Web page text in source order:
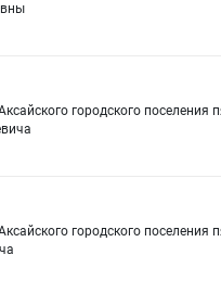
городского
городского